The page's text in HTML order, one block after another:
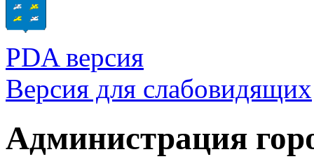
PDA версия
Версия для слабовидящих
Администрация